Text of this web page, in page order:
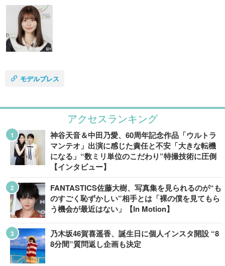
モデルプレス
アクセスランキング
神谷天音＆中田乃愛、60周年記念作品「ウルトラ
マンテオ」出演に感じた責任と不安「大きな転機
になる」“数ミリ単位のこだわり”特撮技術に圧倒
【インタビュー】
FANTASTICS佐藤大樹、写真集を見られるのが“も
のすごく恥ずかしい”相手とは「裸の僕を見てもら
う機会が最近はない」【In Motion】
乃木坂46賀喜遥香、誕生日に個人インスタ開設 “8
8分間”質問返し企画も決定